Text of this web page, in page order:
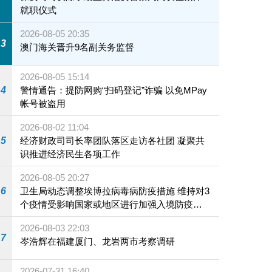
就职仪式
3
2026-08-05 20:35
澳门海关晋升9名副关务监督
4
2026-08-05 15:14
警情通告：提防网购“扫码登记”诈骗 以免MPay
帐号被盗用
5
2026-08-02 11:04
经济财政司司长率团队落区走访各社团 凝聚共
识推进经济民生各项工作
6
2026-08-05 20:27
卫生局动态调整埃博拉病毒病防疫措施 维持对3
个疫情受影响国家或地区进行加强入境防疫措
施
7
2026-08-03 22:03
岑浩辉在福建厦门、龙岩两市考察调研